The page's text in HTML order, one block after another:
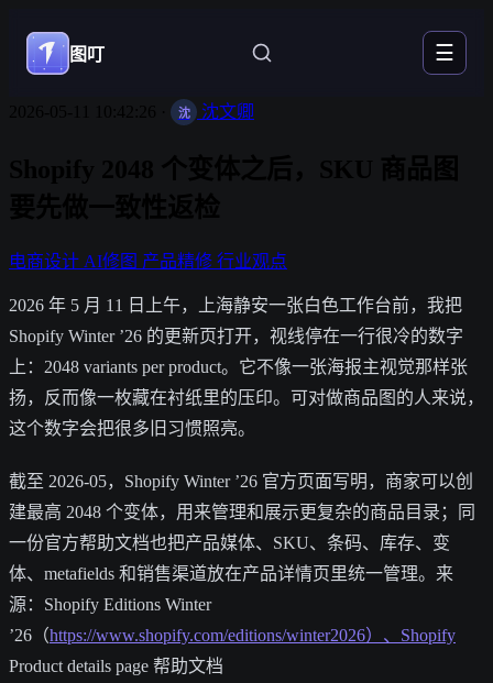
图叮 ☰
沈 沈文卿
电商设计 AI修图 产品精修 行业观点
2026 年 5 月 11 日上午，上海静安一张白色工作台前，我把
Shopify Winter ’26 的更新页打开，视线停在一行很冷的数字
上：2048 variants per product。它不像一张海报主视觉那样张
扬，反而像一枚藏在衬纸里的压印。可对做商品图的人来说，
这个数字会把很多旧习惯照亮。
截至 2026-05，Shopify Winter ’26 官方页面写明，商家可以创
建最高 2048 个变体，用来管理和展示更复杂的商品目录；同
一份官方帮助文档也把产品媒体、SKU、条码、库存、变
体、metafields 和销售渠道放在产品详情页里统一管理。来
源：Shopify Editions Winter
’26（https://www.shopify.com/editions/winter2026）、Shopify
Product details page 帮助文档